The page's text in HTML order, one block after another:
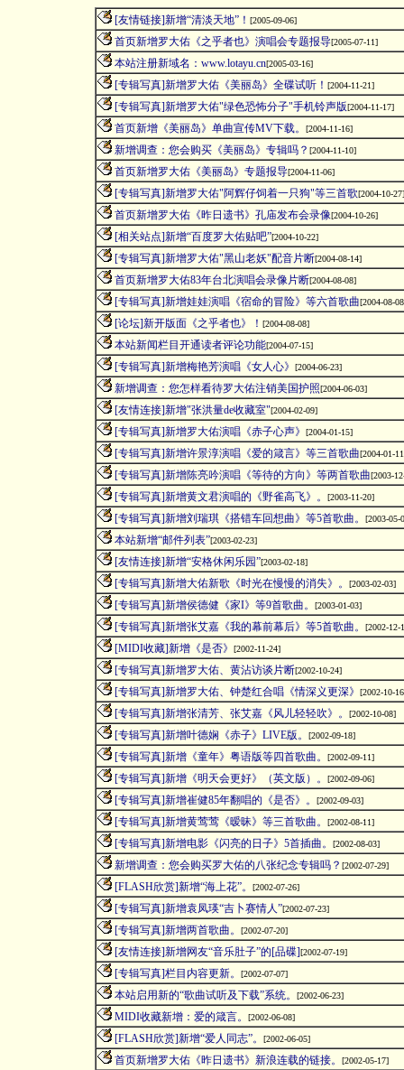
[友情链接]新增“清淡天地”！ [2005-09-06]
首页新增罗大佑《之乎者也》演唱会专题报导[2005-07-11]
本站注册新域名：www.lotayu.cn[2005-03-16]
[专辑写真]新增罗大佑《美丽岛》全碟试听！ [2004-11-21]
[专辑写真]新增罗大佑"绿色恐怖分子"手机铃声版[2004-11-17]
首页新增《美丽岛》单曲宣传MV下载。 [2004-11-16]
新增调查：您会购买《美丽岛》专辑吗？ [2004-11-10]
首页新增罗大佑《美丽岛》专题报导[2004-11-06]
[专辑写真]新增罗大佑"阿辉仔饲着一只狗"等三首歌[2004-10-27]
首页新增罗大佑《昨日遗书》孔庙发布会录像[2004-10-26]
[相关站点]新增“百度罗大佑贴吧”[2004-10-22]
[专辑写真]新增罗大佑"黑山老妖"配音片断[2004-08-14]
首页新增罗大佑83年台北演唱会录像片断[2004-08-08]
[专辑写真]新增娃娃演唱《宿命的冒险》等六首歌曲[2004-08-08
[论坛]新开版面《之乎者也》！ [2004-08-08]
本站新闻栏目开通读者评论功能[2004-07-15]
[专辑写真]新增梅艳芳演唱《女人心》 [2004-06-23]
新增调查：您怎样看待罗大佑注销美国护照[2004-06-03]
[友情连接]新增"张洪量de收藏室"[2004-02-09]
[专辑写真]新增罗大佑演唱《赤子心声》 [2004-01-15]
[专辑写真]新增许景淳演唱《爱的箴言》等三首歌曲[2004-01-11
[专辑写真]新增陈亮吟演唱《等待的方向》等两首歌曲[2003-
[专辑写真]新增黄文君演唱的《野雀高飞》。 [2003-11-20]
[专辑写真]新增刘瑞琪《搭错车回想曲》等5首歌曲。 [2003-05-
本站新增“邮件列表”[2003-02-23]
[友情连接]新增“安格休闲乐园”[2003-02-18]
[专辑写真]新增大佑新歌《时光在慢慢的消失》。 [2003-02-03]
[专辑写真]新增侯德健《家I》等9首歌曲。 [2003-01-03]
[专辑写真]新增张艾嘉《我的幕前幕后》等5首歌曲。 [2002-12-
[MIDI收藏]新增《是否》 [2002-11-24]
[专辑写真]新增罗大佑、黄沾访谈片断[2002-10-24]
[专辑写真]新增罗大佑、钟楚红合唱《情深义更深》 [2002-10-16
[专辑写真]新增张清芳、张艾嘉《风儿轻轻吹》。 [2002-10-08]
[专辑写真]新增叶德娴《赤子》LIVE版。 [2002-09-18]
[专辑写真]新增《童年》粤语版等四首歌曲。 [2002-09-11]
[专辑写真]新增《明天会更好》（英文版）。 [2002-09-06]
[专辑写真]新增崔健85年翻唱的《是否》。 [2002-09-03]
[专辑写真]新增黄莺莺《暧昧》等三首歌曲。 [2002-08-11]
[专辑写真]新增电影《闪亮的日子》5首插曲。 [2002-08-03]
新增调查：您会购买罗大佑的八张纪念专辑吗？ [2002-07-29]
[FLASH欣赏]新增“海上花”。 [2002-07-26]
[专辑写真]新增袁凤瑛“吉卜赛情人”[2002-07-23]
[专辑写真]新增两首歌曲。 [2002-07-20]
[友情连接]新增网友“音乐肚子”的[品碟][2002-07-19]
[专辑写真]栏目内容更新。 [2002-07-07]
本站启用新的“歌曲试听及下载”系统。 [2002-06-23]
MIDI收藏新增：爱的箴言。 [2002-06-08]
[FLASH欣赏]新增“爱人同志”。 [2002-06-05]
首页新增罗大佑《昨日遗书》新浪连载的链接。 [2002-05-17]